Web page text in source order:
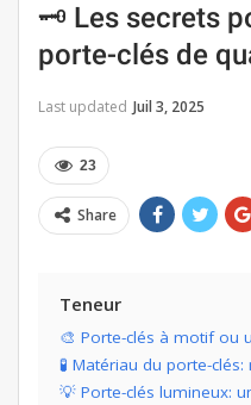
🗝️ Les secrets
porte-clés de
Last updated Juil 3, 2025
23
Share
Teneur
🎨 Porte-clés à motif ou
🧪 Matériau du porte-
💡 Porte-clés lumineux: